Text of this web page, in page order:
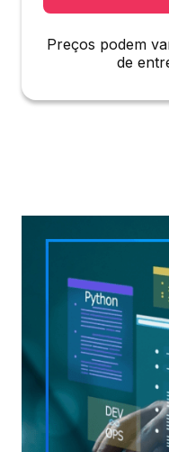
Preços podem
de